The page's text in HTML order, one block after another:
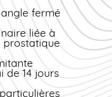
fermé
liée à
prostatique
de 14 jours